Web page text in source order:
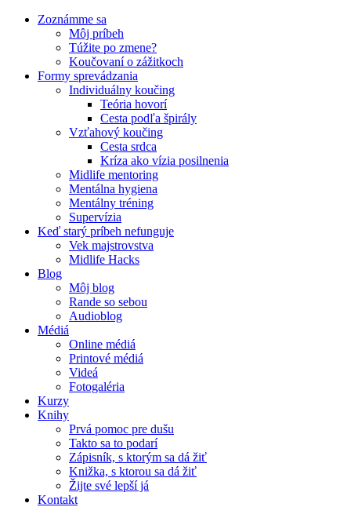
Zoznámme sa
Môj príbeh
Túžite po zmene?
Koučovaní o zážitkoch
Formy sprevádzania
Individuálny koučing
Teória hovorí
Cesta podľa špirály
Vzťahový koučing
Cesta srdca
Kríza ako vízia posilnenia
Midlife mentoring
Mentálna hygiena
Mentálny tréning
Supervízia
Keď starý príbeh nefunguje
Vek majstrovstva
Midlife Hacks
Blog
Môj blog
Rande so sebou
Audioblog
Médiá
Online médiá
Printové médiá
Videá
Fotogaléria
Kurzy
Knihy
Prvá pomoc pre dušu
Takto sa to podarí
Zápisník, s ktorým sa dá žiť
Knižka, s ktorou sa dá žiť
Žijte své lepší já
Kontakt